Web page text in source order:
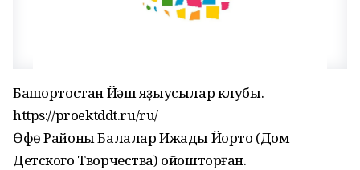
Башҡортостан Йәш яҙыусылар клубы.
https://proektddt.ru/ru/
Өфө Районы Балалар Ижады Йорто (Дом
Детского Творчества) ойошторған.